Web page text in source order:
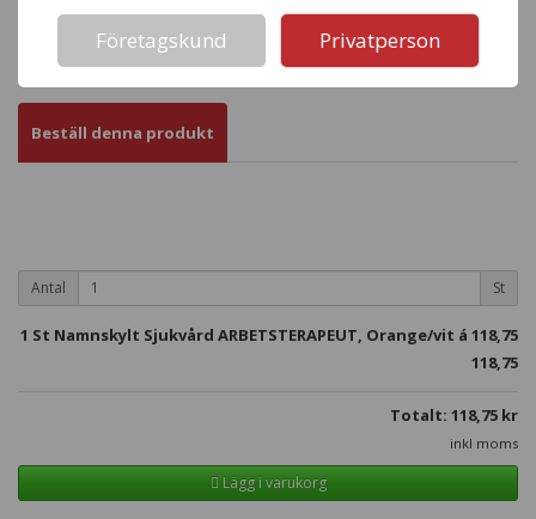
Beställ denna produkt
Antal St
1 St Namnskylt Sjukvård ARBETSTERAPEUT, Orange/vit á 118,75
118,75
Totalt: 118,75 kr
inkl moms
Lägg i varukorg
Företagskund Privatperson